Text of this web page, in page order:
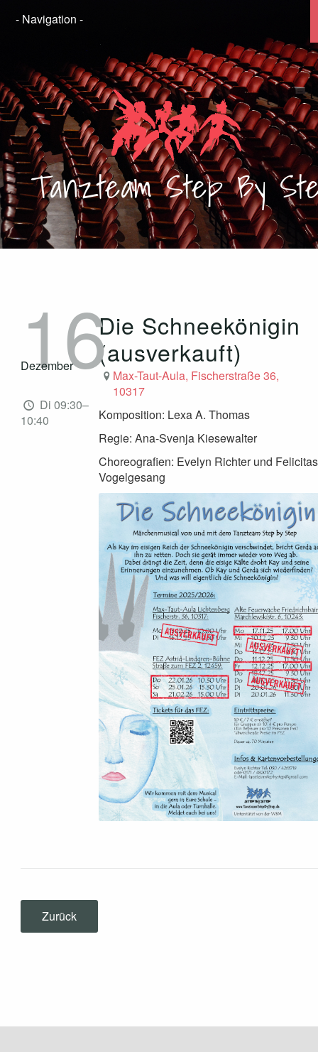
TanzteamStep By
Die Schneekönigin
(ausverkauft)
16
Dezember
Di 09:30–
10:40
Max-Taut-Aula, Fischerstraße 36,
10317
Komposition: Lexa A. Thomas
Regie: Ana-Svenja Kiesewalter
Choreografien: Evelyn Richter und Felicitas
Vogelgesang
Zurück